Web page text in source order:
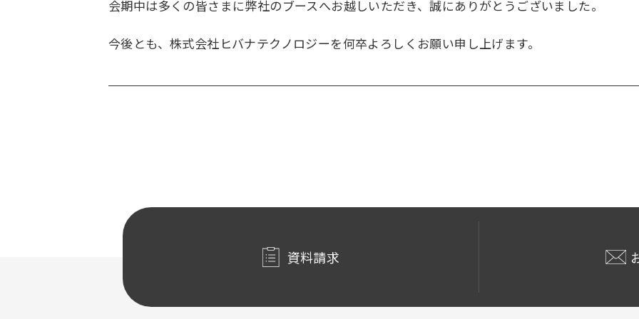
会期中は多くの皆さまに弊社のブースへお越しいただき、誠にありがとうございました。
今後とも、株式会社ヒバナテクノロジーを何卒よろしくお願い申し上げます。
資料請求